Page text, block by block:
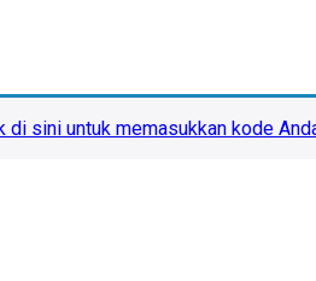
di sini untuk memasukkan kode